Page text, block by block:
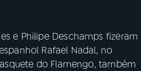
e Philipe Deschamps fizeram
Rafael Nadal, no
do Flamengo, também